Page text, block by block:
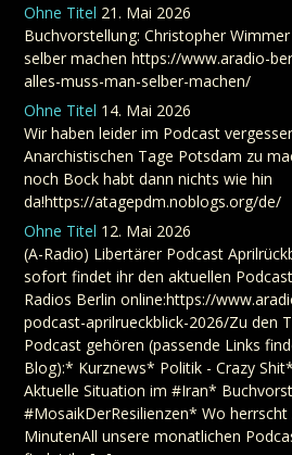
Ohne Titel 21. Mai 2026
Buchvorstellung: Christopher
selber machen https://www.aradio-
alles-muss-man-selber-machen/
Ohne Titel 14. Mai 2026
Wir haben leider im Podcast
Anarchistischen Tage Potsdam zu
noch Bock habt dann nichts wie hin
da!https://atagepdm.noblogs.org/de/
Ohne Titel 12. Mai 2026
(A-Radio) Libertärer Podcast
sofort findet ihr den aktuellen
Radios Berlin online:https://
podcast-aprilrueckblick-2026/Zu den
Podcast gehören (passende Links
Blog):* Kurznews* Politik - Crazy
Aktuelle Situation im #Iran*
#MosaikDerResilienzen* Wo herrscht
MinutenAll unsere monatlichen